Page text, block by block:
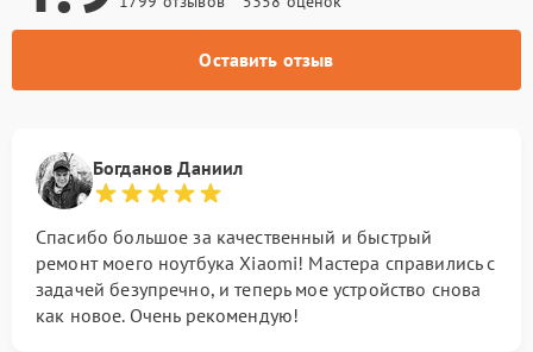
Оставить отзыв
Богданов Даниил
Спасибо большое за качественный и быстрый
ремонт моего ноутбука Xiaomi! Мастера справились с
задачей безупречно, и теперь мое устройство снова
как новое. Очень рекомендую!